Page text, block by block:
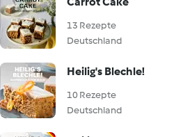
13 Rezepte
Deutschland
Heilig's Blechle!
10 Rezepte
Deutschland